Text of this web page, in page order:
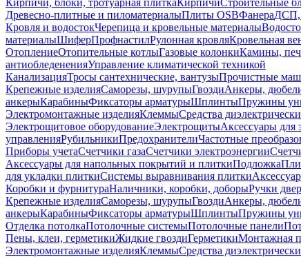
Кирпичи, блоки, тротуарная плиткаКирпичиСтроительные
Древесно-плитные и пиломатериалыПлиты OSBФанера
Кровля и водостокЧерепица и кровельные материалы
материалыШиферПрофнастилРулонная кровляКровельная
ОтоплениеОтопительные котлыГазовые колонкиКамины,
антиобледененияУправление климатической техникой
КанализацияТросы сантехнические, вантузыПрочистные
Крепежные изделияСаморезы, шурупыГвоздиАнкеры,
анкерыКарабиныФиксаторы арматурыШплинтыПружины
Электромонтажные изделияКлеммыСредства
Электрощитовое оборудованиеЭлектрощитыАксессуары для
управленияРубильникиПредохранителиЧастотные
Приборы учетаСчетчики газаСчетчики электроэнергии
Аксессуары для напольных покрытий и плиткиПодложка
для укладки плиткиСистемы выравнивания плитки
Коробки и фурнитураНаличники, коробки, доборыРучки
Крепежные изделияСаморезы, шурупыГвоздиАнкеры,
анкерыКарабиныФиксаторы арматурыШплинтыПружины
Отделка потолкаПотолочные системыПотолочные панели
Пены, клеи, герметикиЖидкие гвоздиГерметикиМонтажная
Электромонтажные изделияКлеммыСредства